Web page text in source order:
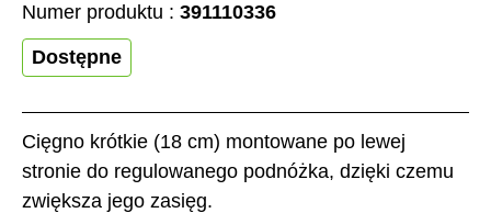
Cięgno krótkie (18 cm) montowane po lewej
stronie do regulowanego podnóżka, dzięki czemu
zwiększa jego zasięg.
Numer produktu : 391110336
Dostępne